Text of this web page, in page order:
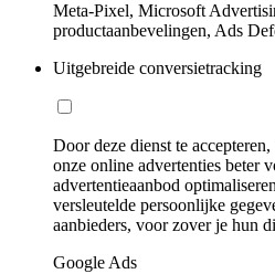
Meta-Pixel, Microsoft
productaanbevelingen, Ads
Uitgebreide conversietracking
Door deze dienst te
onze online advertenties beter
advertentieaanbod
versleutelde persoonlijke
aanbieders, voor zover je hun
Google Ads